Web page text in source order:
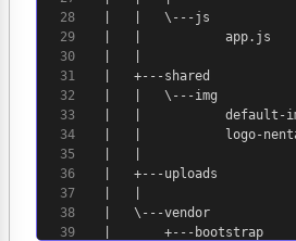
28
29
30
31
32
33
34
35
36
37
38
39
| | \---js
| | app.js
| +---
| | \---img
| | default-
| | logo-
| +---
| \---vendor
| +---bootstrap